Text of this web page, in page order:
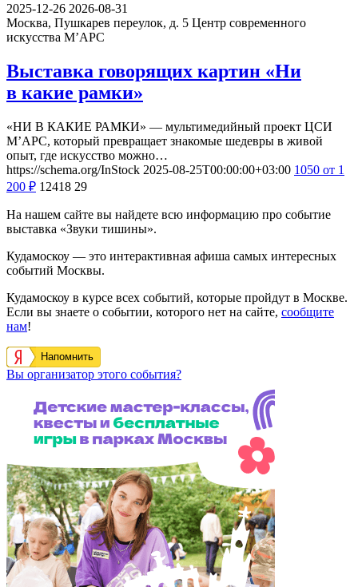
2025-12-26 2026-08-31
Москва, Пушкарев переулок, д. 5 Центр современного
искусства М’АРС
Выставка говорящих картин «Ни
в какие рамки»
«НИ В КАКИЕ РАМКИ» — мультимедийный проект ЦСИ
М’АРС, который превращает знакомые шедевры в живой
опыт, где искусство можно…
https://schema.org/InStock 2025-08-25T00:00:00+03:00 1050 от 1
200 ₽ 12418 29
На нашем сайте вы найдете всю информацию про событие
выставка «Звуки тишины».
Кудамоскоу — это интерактивная афиша самых интересных
событий Москвы.
Кудамоскоу в курсе всех событий, которые пройдут в Москве.
Если вы знаете о событии, которого нет на сайте, сообщите
нам!
Напомнить
Вы организатор этого события?